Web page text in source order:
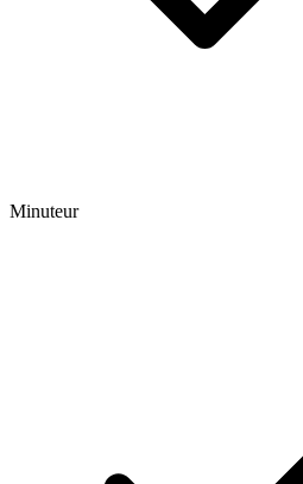
Minuteur